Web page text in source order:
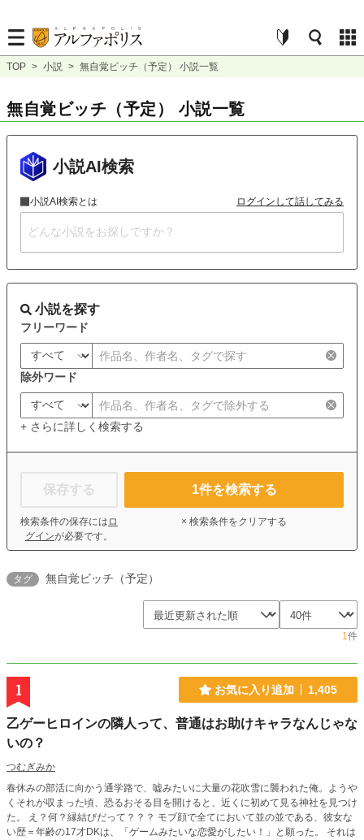
TOP > 小説 > 無自覚ビッチ（予定） 小説一覧
無自覚ビッチ（予定） 小説一覧
小説AI検索
小説AI検索とは ログインして話してみる
小説を探す
フリーワード
除外ワード
+ さらに詳しく検索する
保存する
検索条件の保存には ロ
グインが必要です。
1件を検索する
× 検索条件をクリアする
タグ 無自覚ビッチ（予定）
1件
1 お気に入り追加 1,405
乙ゲーヒロインの隣人って、普通はお助けキャラなんじゃな
いの？
つむぎみか
春休みの部活に向かう通学路で、嘘みたいに大量の花吹雪に襲われた俺。ようや
くそれが収まった頃、恐るおそる目を開けると、近くに初めて見る神社を見つけ
た。 え？何？縁結びだって？？？ モブ顔で全てにおいて並の並である、彼女な
い歴＝年齢の17才DKは、「ゲームみたいな恋愛がしたい！」と願った。 それは